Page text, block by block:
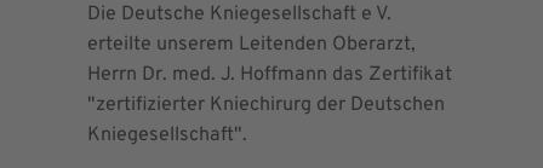
Die Deutsche Kniegesellschaft e V.
erteilte unserem Leitenden Oberarzt,
Herrn Dr. med. J. Hoffmann das Zertifikat
"zertifizierter Kniechirurg der Deutschen
Kniegesellschaft".